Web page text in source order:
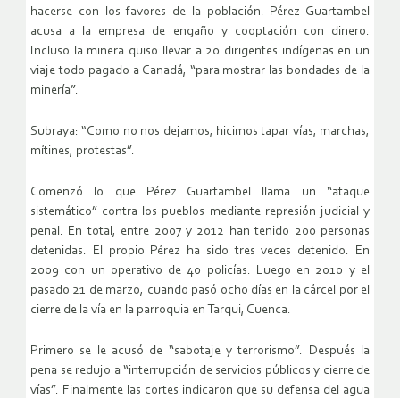
hacerse con los favores de la población. Pérez Guartambel
acusa a la empresa de engaño y cooptación con dinero.
Incluso la minera quiso llevar a 20 dirigentes indígenas en un
viaje todo pagado a Canadá, “para mostrar las bondades de la
minería”.
Subraya: “Como no nos dejamos, hicimos tapar vías, marchas,
mítines, protestas”.
Comenzó lo que Pérez Guartambel llama un “ataque
sistemático” contra los pueblos mediante represión judicial y
penal. En total, entre 2007 y 2012 han tenido 200 personas
detenidas. El propio Pérez ha sido tres veces detenido. En
2009 con un operativo de 40 policías. Luego en 2010 y el
pasado 21 de marzo, cuando pasó ocho días en la cárcel por el
cierre de la vía en la parroquia en Tarqui, Cuenca.
Primero se le acusó de “sabotaje y terrorismo”. Después la
pena se redujo a “interrupción de servicios públicos y cierre de
vías”. Finalmente las cortes indicaron que su defensa del agua